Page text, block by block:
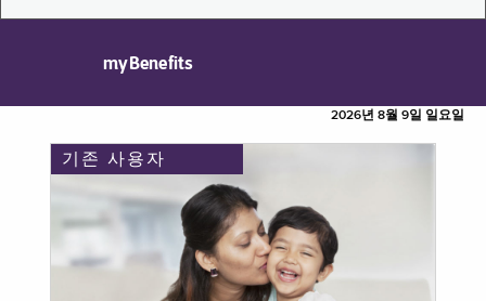
myBenefits
2026년 8월 9일 일요일
기존 사용자